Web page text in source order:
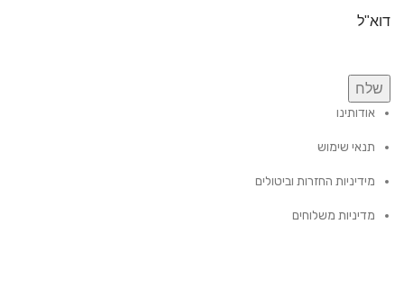
דוא"ל
שלח
אודותינו
תנאי שימוש
מידיניות החזרות וביטולים
מדיניות משלוחים